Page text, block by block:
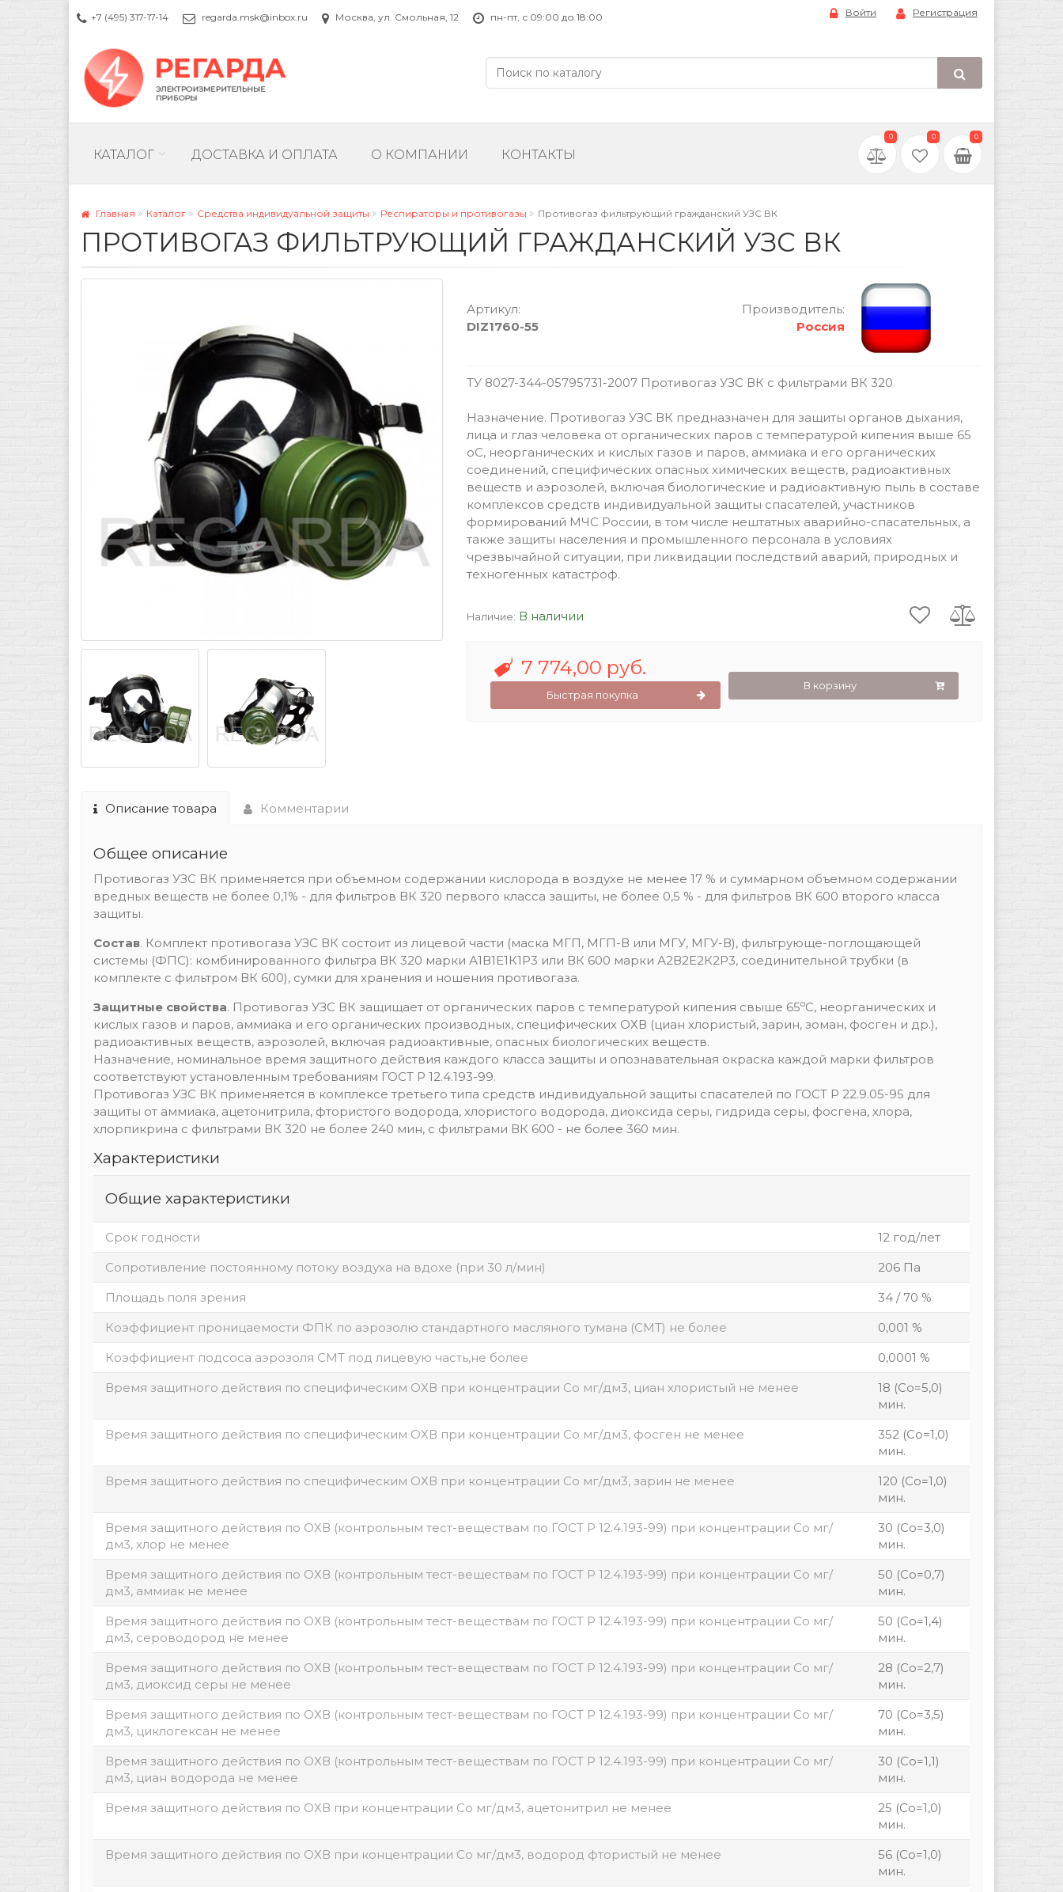
+7 (495) 317-17-14 regarda.msk@inbox.ru Москва, ул. Смольная, 12 пн-пт, с 09:00 до 18:00 Войти Регистрация
КАТАЛОГ ДОСТАВКА И ОПЛАТА О КОМПАНИИ КОНТАКТЫ
0 0 0
Главная Каталог Средства индивидуальной защиты Респираторы и противогазы Противогаз фильтрующий гражданский УЗС ВК
ПРОТИВОГАЗ ФИЛЬТРУЮЩИЙ ГРАЖДАНСКИЙ УЗС ВК
Артикул:
DIZ1760-55
Производитель:
Россия
ТУ 8027-344-05795731-2007 Противогаз УЗС ВК с фильтрами ВК 320
Назначение. Противогаз УЗС ВК предназначен для защиты органов дыхания,
лица и глаз человека от органических паров с температурой кипения выше 65
оС, неорганических и кислых газов и паров, аммиака и его органических
соединений, специфических опасных химических веществ, радиоактивных
веществ и аэрозолей, включая биологические и радиоактивную пыль в составе
комплексов средств индивидуальной защиты спасателей, участников
формирований МЧС России, в том числе нештатных аварийно-спасательных, а
также защиты населения и промышленного персонала в условиях
чрезвычайной ситуации, при ликвидации последствий аварий, природных и
техногенных катастроф.
Наличие: В наличии
7 774,00 руб.
Быстрая покупка
В корзину
Описание товара Комментарии
Общее описание
Противогаз УЗС ВК применяется при объемном содержании кислорода в воздухе не менее 17 % и суммарном объемном содержании
вредных веществ не более 0,1% - для фильтров ВК 320 первого класса защиты, не более 0,5 % - для фильтров ВК 600 второго класса
защиты.
Состав. Комплект противогаза УЗС ВК состоит из лицевой части (маска МГП, МГП-В или МГУ, МГУ-В), фильтрующе-поглощающей
системы (ФПС): комбинированного фильтра ВК 320 марки А1В1Е1К1Р3 или ВК 600 марки А2В2Е2К2Р3, соединительной трубки (в
комплекте с фильтром ВК 600), сумки для хранения и ношения противогаза.
Защитные свойства. Противогаз УЗС ВК защищает от органических паров с температурой кипения свыше 65оС, неорганических и
кислых газов и паров, аммиака и его органических производных, специфических ОХВ (циан хлористый, зарин, зоман, фосген и др.),
радиоактивных веществ, аэрозолей, включая радиоактивные, опасных биологических веществ.
Назначение, номинальное время защитного действия каждого класса защиты и опознавательная окраска каждой марки фильтров
соответствуют установленным требованиям ГОСТ Р 12.4.193-99.
Противогаз УЗС ВК применяется в комплексе третьего типа средств индивидуальной защиты спасателей по ГОСТ Р 22.9.05-95 для
защиты от аммиака, ацетонитрила, фтористого водорода, хлористого водорода, диоксида серы, гидрида серы, фосгена, хлора,
хлорпикрина с фильтрами ВК 320 не более 240 мин, с фильтрами ВК 600 - не более 360 мин.
Характеристики
Общие характеристики
Срок годности
12 год/лет
Сопротивление постоянному потоку воздуха на вдохе (при 30 л/мин)
206 Па
Площадь поля зрения
34 / 70 %
Коэффициент проницаемости ФПК по аэрозолю стандартного масляного тумана (СМТ) не более
0,001 %
Коэффициент подсоса аэрозоля СМТ под лицевую часть,не более
0,0001 %
Время защитного действия по специфическим ОХВ при концентрации Со мг/дм3, циан хлористый не менее
18 (Со=5,0)
мин.
Время защитного действия по специфическим ОХВ при концентрации Со мг/дм3, фосген не менее
352 (Со=1,0)
мин.
Время защитного действия по специфическим ОХВ при концентрации Со мг/дм3, зарин не менее
120 (Со=1,0)
мин.
Время защитного действия по ОХВ (контрольным тест-веществам по ГОСТ Р 12.4.193-99) при концентрации Со мг/
дм3, хлор не менее
30 (Со=3,0)
мин.
Время защитного действия по ОХВ (контрольным тест-веществам по ГОСТ Р 12.4.193-99) при концентрации Со мг/
дм3, аммиак не менее
50 (Со=0,7)
мин.
Время защитного действия по ОХВ (контрольным тест-веществам по ГОСТ Р 12.4.193-99) при концентрации Со мг/
дм3, сероводород не менее
50 (Со=1,4)
мин.
Время защитного действия по ОХВ (контрольным тест-веществам по ГОСТ Р 12.4.193-99) при концентрации Со мг/
дм3, диоксид серы не менее
28 (Со=2,7)
мин.
Время защитного действия по ОХВ (контрольным тест-веществам по ГОСТ Р 12.4.193-99) при концентрации Со мг/
дм3, циклогексан не менее
70 (Со=3,5)
мин.
Время защитного действия по ОХВ (контрольным тест-веществам по ГОСТ Р 12.4.193-99) при концентрации Со мг/
дм3, циан водорода не менее
30 (Со=1,1)
мин.
Время защитного действия по ОХВ при концентрации Со мг/дм3, ацетонитрил не менее
25 (Со=1,0)
мин.
Время защитного действия по ОХВ при концентрации Со мг/дм3, водород фтористый не менее
56 (Со=1,0)
мин.